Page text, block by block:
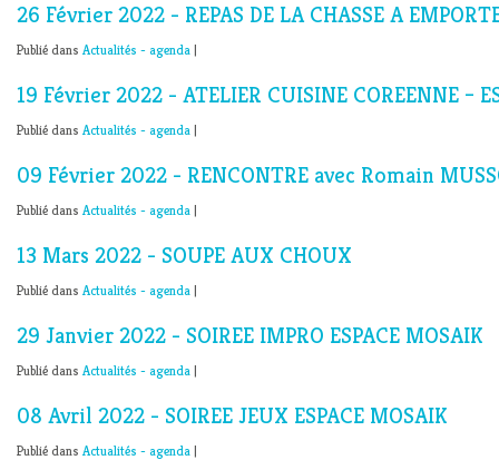
26 Février 2022 - REPAS DE LA CHASSE A
Publié dans Actualités - agenda |
19 Février 2022 - ATELIER CUISINE COREENNE –
Publié dans Actualités - agenda |
09 Février 2022 - RENCONTRE avec Romain
Publié dans Actualités - agenda |
13 Mars 2022 - SOUPE AUX CHOUX
Publié dans Actualités - agenda |
29 Janvier 2022 - SOIREE IMPRO ESPACE MOSAIK
Publié dans Actualités - agenda |
08 Avril 2022 - SOIREE JEUX ESPACE MOSAIK
Publié dans Actualités - agenda |